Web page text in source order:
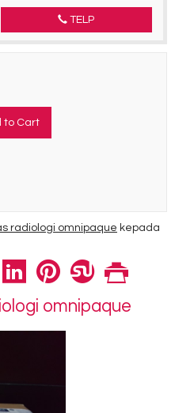
TELP
to Cart
radiologi omnipaque kepada
omnipaque